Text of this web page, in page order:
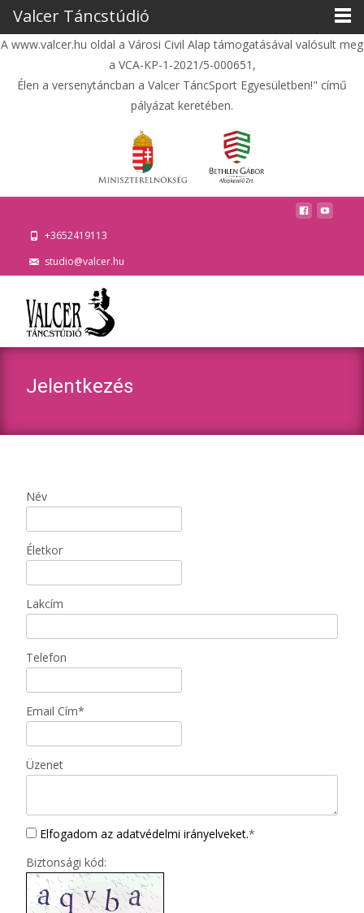
A www.valcer.hu oldal a Városi Civil Alap támogatásával valósult meg
a VCA-KP-1-2021/5-000651,
Élen a versenytáncban a Valcer TáncSport Egyesületben!" című
pályázat keretében.
+3652419113
studio@valcer.hu
Jelentkezés
Név
Életkor
Lakcím
Telefon
Email Cím*
Üzenet
Elfogadom az adatvédelmi irányelveket.*
Biztonsági kód:
Valcer Táncstúdió